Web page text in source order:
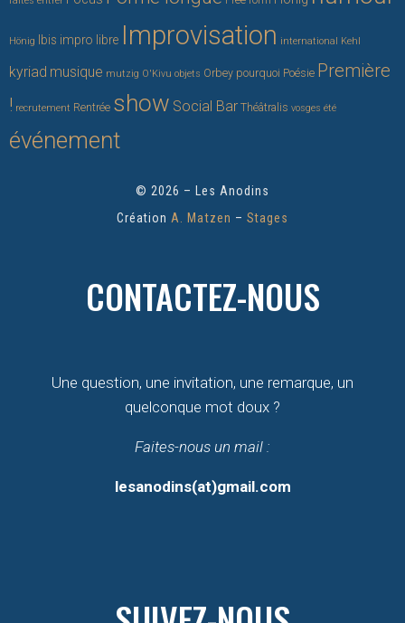
Hönig Ibis impro libre Improvisation international Kehl
kyriad musique mutzig O'Kivu objets Orbey pourquoi Poésie Première
! recrutement Rentrée show Social Bar Théâtralis vosges été
événement
© 2026 – Les Anodins
Création A. Matzen – Stages
CONTACTEZ-NOUS
Une question, une invitation, une remarque, un
quelconque mot doux ?
Faites-nous un mail :
lesanodins(at)gmail.com